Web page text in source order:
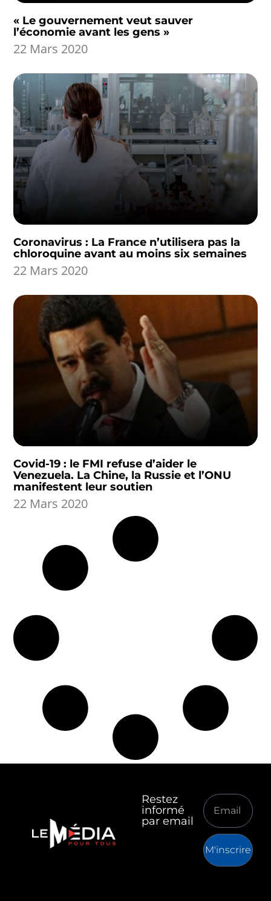
« Le gouvernement veut sauver
l’économie avant les gens »
22 Mars 2020
Coronavirus : La France n’utilisera pas la
chloroquine avant au moins six semaines
22 Mars 2020
Covid-19 : le FMI refuse d’aider le
Venezuela. La Chine, la Russie et l’ONU
manifestent leur soutien
22 Mars 2020
Restez
informé
par email
M'inscrire